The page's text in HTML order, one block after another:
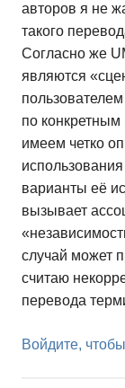
авторов я не
такого
Согласно же
являются
по конкретным
имеем четко
варианты её
вызывает
случай может
считаю
перевода
Войдите,